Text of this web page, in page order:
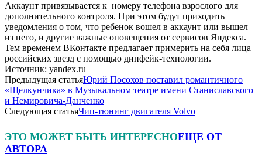
Аккаунт привязывается к номеру телефона взрослого для
дополнительного контроля. При этом будут приходить
уведомления о том, что ребенок вошел в аккаунт или вышел
из него, и другие важные оповещения от сервисов Яндекса.
Тем временем ВКонтакте предлагает примерить на себя лица
российских звезд с помощью дипфейк-технологии.
Источник: yandex.ru
Предыдущая статьяЮрий Посохов поставил романтичного
«Щелкунчика» в Музыкальном театре имени Станиславского
и Немировича-Данченко
Следующая статьяЧип-тюнинг двигателя Volvo
ЭТО МОЖЕТ БЫТЬ ИНТЕРЕСНОЕЩЕ ОТ
АВТОРА